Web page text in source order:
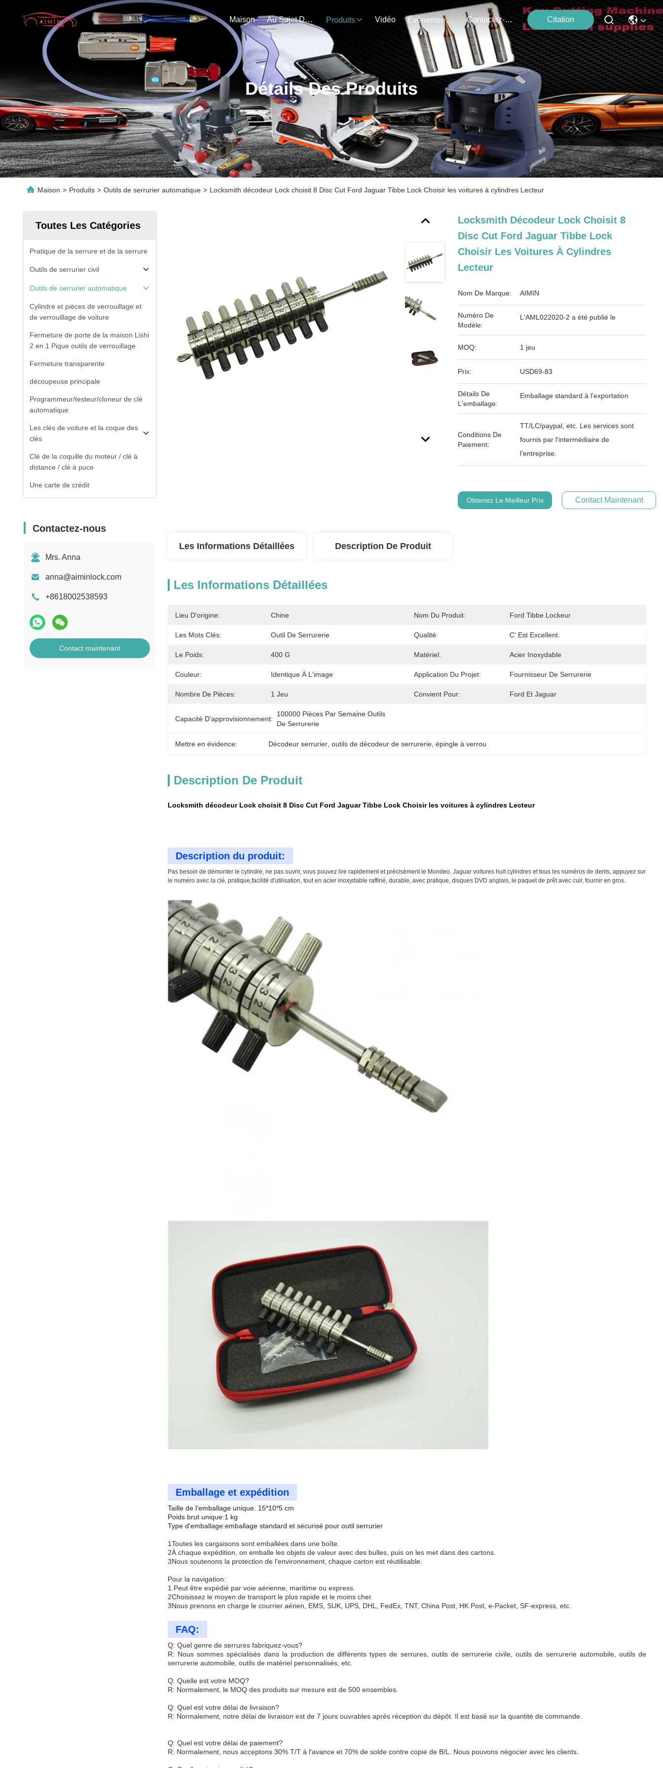
Maison Au Sujet De Nous Produits Vidéo Événements Contactez-Nous Citation
Détails Des Produits
Maison > Produits > Outils de serrurier automatique > Locksmith décodeur Lock choisit 8 Disc Cut Ford Jaguar Tibbe Lock Choisir les voitures à cylindres Lecteur
Toutes Les Catégories
Pratique de la serrure et de la serrure
Outils de serrurier civil
Outils de serrurier automatique
Cylindre et pièces de verrouillage et
de verrouillage de voiture
Fermeture de porte de la maison Lishi
2 en 1 Pique outils de verrouillage
Fermeture transparente
découpeuse principale
Programmeur/testeur/cloneur de clé
automatique
Les clés de voiture et la coque des
clés
Clé de la coquille du moteur / clé à
distance / clé à puce
Une carte de crédit
Contactez-nous
Mrs. Anna
anna@aiminlock.com
+8618002538593
Contact maintenant
Locksmith Décodeur Lock Choisit 8
Disc Cut Ford Jaguar Tibbe Lock
Choisir Les Voitures À Cylindres
Lecteur
Nom De Marque: AIMIN
Numéro De
Modèle:
L'AML022020-2 a été publié le
MOQ: 1 jeu
Prix: USD69-83
Détails De
L'emballage:
Emballage standard à l'exportation
Conditions De
Paiement:
TT/LC/paypal, etc. Les services sont
fournis par l'intermédiaire de
l'entreprise.
Obtenez Le Meilleur Prix Contact Maintenant
Les Informations Détaillées Description De Produit
Les Informations Détaillées
Lieu D'origine: Chine Nom Du Produit: Ford Tibbe Lockeur
Les Mots Clés: Outil De Serrurerie Qualité: C' Est Excellent.
Le Poids: 400 G Matériel: Acier Inoxydable
Couleur: Identique À L'image Application Du Projet: Fournisseur De Serrurerie
Nombre De Pièces: 1 Jeu Convient Pour: Ford Et Jaguar
Capacité D'approvisionnement:
100000 Pièces Par Semaine Outils
De Serrurerie
Mettre en évidence: Décodeur serrurier, outils de décodeur de serrurerie, épingle à verrou
Description De Produit
Locksmith décodeur Lock choisit 8 Disc Cut Ford Jaguar Tibbe Lock Choisir les voitures à cylindres Lecteur
Description du produit:
Pas besoin de démonter le cylindre, ne pas ouvrir, vous pouvez lire rapidement et précisément le Mondeo, Jaguar voitures huit cylindres et tous les numéros de dents, appuyez sur
le numéro avec la clé, pratique,facilité d'utilisation, tout en acier inoxydable raffiné, durable, avec pratique, disques DVD anglais, le paquet de prêt avec cuir, fournir en gros.
Emballage et expédition
Taille de l'emballage unique: 15*10*5 cm
Poids brut unique:1 kg
Type d'emballage:emballage standard et sécurisé pour outil serrurier
1Toutes les cargaisons sont emballées dans une boîte.
2À chaque expédition, on emballe les objets de valeur avec des bulles, puis on les met dans des cartons.
3Nous soutenons la protection de l'environnement, chaque carton est réutilisable.
Pour la navigation:
1.Peut être expédié par voie aérienne, maritime ou express.
2Choisissez le moyen de transport le plus rapide et le moins cher.
3Nous prenons en charge le courrier aérien, EMS, SUK, UPS, DHL, FedEx, TNT, China Post, HK Post, e-Packet, SF-express, etc.
FAQ:
Q: Quel genre de serrures fabriquez-vous?
R: Nous sommes spécialisés dans la production de différents types de serrures, outils de serrurerie civile, outils de serrurerie automobile, outils de
serrurerie automobile, outils de matériel personnalisés, etc.
Q: Quelle est votre MOQ?
R: Normalement, le MOQ des produits sur mesure est de 500 ensembles.
Q: Quel est votre délai de livraison?
R: Normalement, notre délai de livraison est de 7 jours ouvrables après réception du dépôt. Il est basé sur la quantité de commande.
Q: Quel est votre délai de paiement?
R: Normalement, nous acceptons 30% T/T à l'avance et 70% de solde contre copie de B/L. Nous pouvons négocier avec les clients.